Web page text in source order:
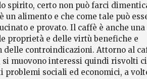
spirito, certo non può farci
un alimento e che come tale può
e provato. Il caffè è anche una
proprietà e delle virtù benefiche e
delle controindicazioni. Attorno al
si muovono interessi quindi risvolti ci
problemi sociali ed economici, a